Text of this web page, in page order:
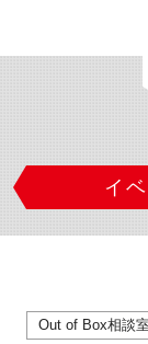
イ
Out of Box相談室